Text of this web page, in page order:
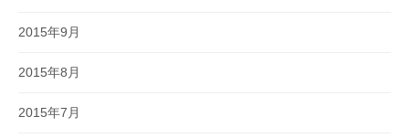
2015年9月
2015年8月
2015年7月